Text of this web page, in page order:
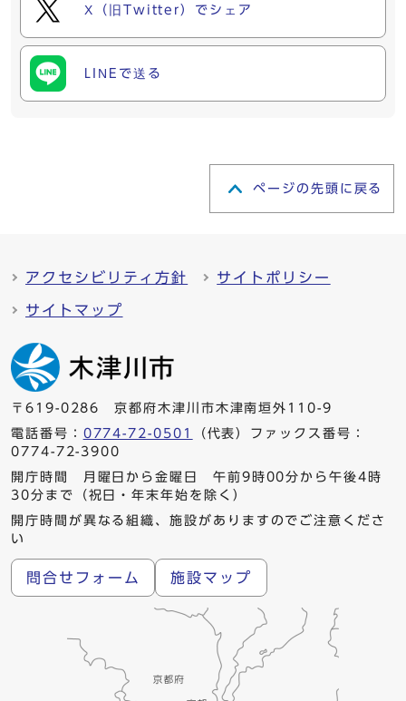
X（旧Twitter）でシェア
LINEで送る
ページの先頭に戻る
アクセシビリティ方針 サイトポリシー
サイトマップ
〒619-0286 京都府木津川市木津南垣外110-9
電話番号： 0774-72-0501
（代表）ファックス番号：
0774-72-3900
開庁時間 月曜日から金曜日 午前9時00分から午後4時
30分まで（祝日・年末年始を除く）
開庁時間が異なる組織、施設がありますのでご注意くださ
い
問合せフォーム 施設マップ